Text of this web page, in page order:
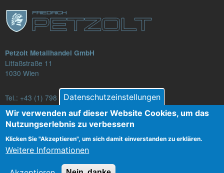
Petzolt Metallhandel GmbH
Litfaßstraße 11
1030 Wien
Tel.: +43 (1) 798 82 88-16
E-Mail: verkauf@petzolt.at
Fußzeilenmenü
Datenschutzeinstellungen
Wir verwenden auf dieser Website Cookies, um das
Nutzungserlebnis zu verbessern
Klicken Sie "Akzeptieren", um sich damit einverstanden zu erklären.
Weitere Informationen